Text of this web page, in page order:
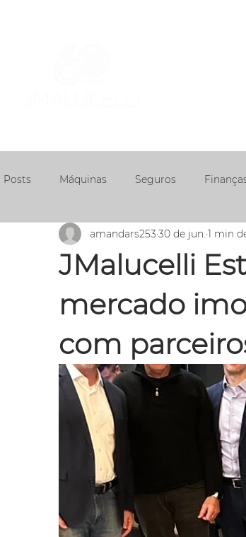
Posts Máquinas Seguros
Concessões
JMalucelli
mercado
com
amandars253 30 de jun. 1 min